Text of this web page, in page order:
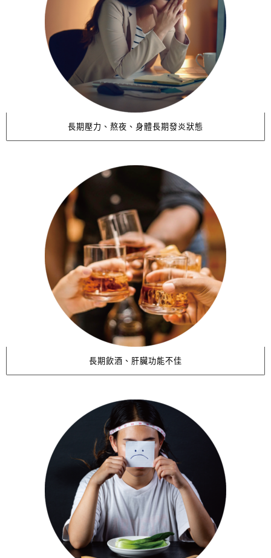
長期壓力、熬夜、身體長期發炎狀態
長期飲酒、肝臟功能不佳